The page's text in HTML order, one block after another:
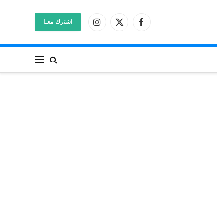
فيسبوكX
الانستغراماشترك معنا